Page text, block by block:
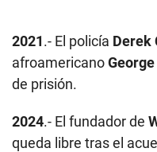
2021.- El policía Derek
afroamericano
de prisión.
2024.- El fundador de
queda libre tras el